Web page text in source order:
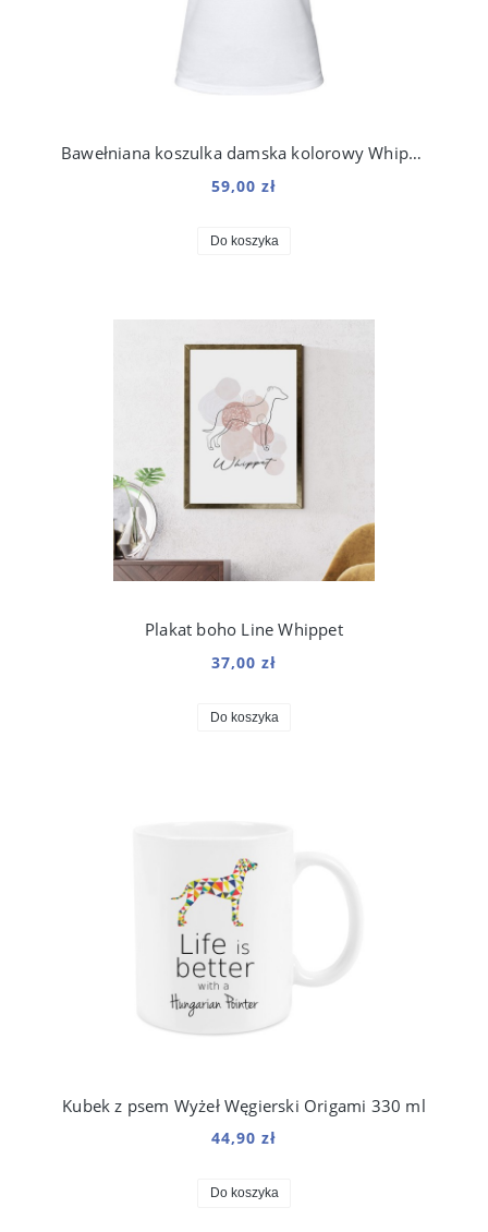
Bawełniana koszulka damska kolorowy Whippet
59,00 zł
Do koszyka
Plakat boho Line Whippet
37,00 zł
Do koszyka
Kubek z psem Wyżeł Węgierski Origami 330 ml
44,90 zł
Do koszyka